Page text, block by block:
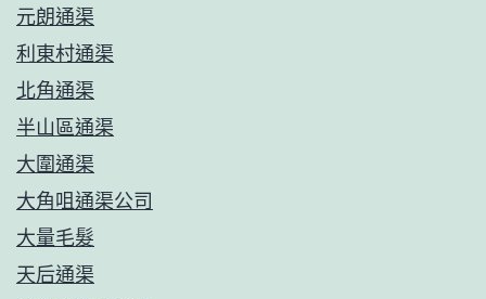
元朗通渠
利東村通渠
北角通渠
半山區通渠
大圍通渠
大角咀通渠公司
大量毛髮
天后通渠